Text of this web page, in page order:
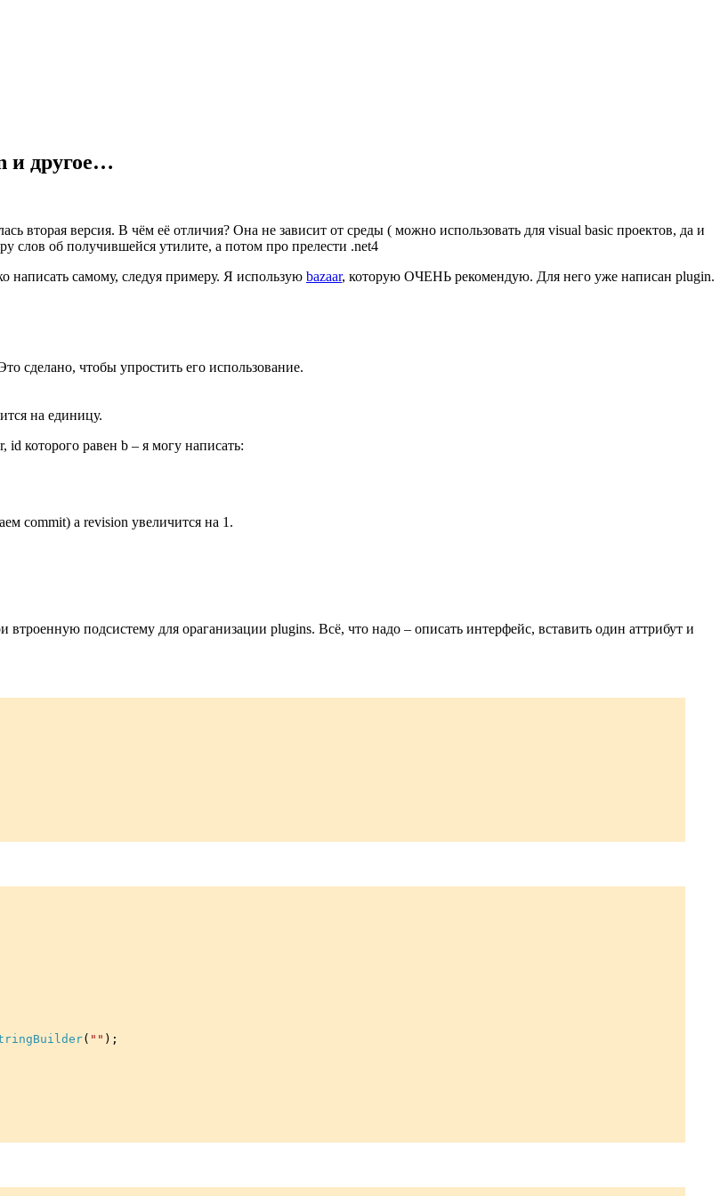
и другое…
вторая версия. В чём её отличия? Она не зависит от среды ( можно использовать для visual basic проектов, да и
слов об получившейся утилите, а потом про прелести .net4
написать самому, следуя примеру. Я использую bazaar, которую ОЧЕНЬ рекомендую. Для него уже написан plugin.
сделано, чтобы упростить его использование.
на единицу.
которого равен b – я могу написать:
commit) а revision увеличится на 1.
подсистему для ораганизации plugins. Всё, что надо – описать интерфейс, вставить один аттрибут и
( "" );